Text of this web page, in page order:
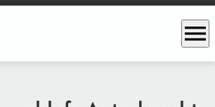
menu